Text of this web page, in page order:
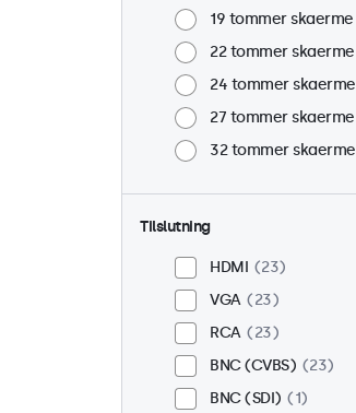
19 tommer skaerme
22 tommer skaerme
24 tommer skaerme
27 tommer skaerme
32 tommer skaerme
Tilslutning
HDMI
23
VGA
23
RCA
23
BNC (CVBS)
23
BNC (SDI)
1